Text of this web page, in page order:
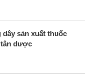
sản xuất thuốc
dược